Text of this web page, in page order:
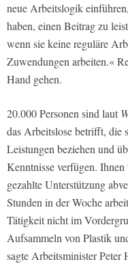
neue Arbeitslogik
haben, einen Beitrag zu
wenn sie keine reguläre
Zuwendungen arbeiten.«
Hand gehen.
20.000 Personen sind laut
das Arbeitslose betrifft, die
Leistungen beziehen und
Kenntnisse verfügen.
gezahlte Unterstützung
Stunden in der Woche
Tätigkeit nicht im
Aufsammeln von Plastik
sagte Arbeitsminister